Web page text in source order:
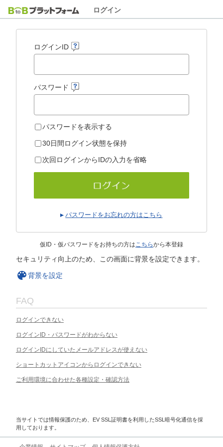
ログイン
ログインID
パスワード
パスワードを表示する
30日間ログイン状態を保持
次回ログインからIDの入力を省略
パスワードをお忘れの方はこちら
仮ID・仮パスワードをお持ちの方はこちらから本登録
セキュリティ向上のため、この画面に背景を設定できます。
背景を設定
FAQ
ログインできない
ログインID・パスワードがわからない
ログインIDにしていたメールアドレスが使えない
ショートカットアイコンからログインできない
ご利用環境に合わせた各種設定・確認方法
当サイトでは情報保護のため、EV SSL証明書を利用したSSL暗号化通信を採
用しております。